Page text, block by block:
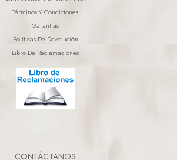
Términos Y Condiciones
Garantias
Políticas De Devolución
Libro De Reclamaciones
CONTÁCTANOS